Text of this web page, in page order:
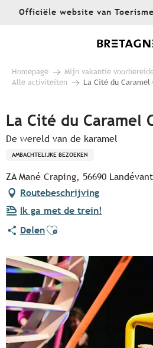
AllerOfficiële website van
Homepage Mijn vakantie
Alle activiteiten
La Cité du Caramel
La Cité du Caramel
De wereld van de karamel
AMBACHTELIJKE BEZOEKEN
ZA Mané Craping, 56690 Landévant
Routebeschrijving
Ik ga met de trein!
DelenAjouter aux favoris